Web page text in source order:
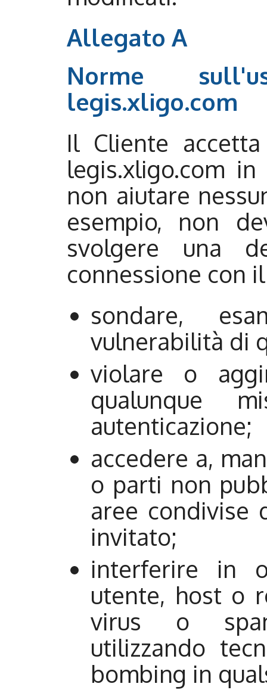
Allegato A
Norme
legis.xligo.com
Il Cliente
legis.xligo.com
non aiutare
esempio, non
svolgere una
connessione con
sondare,
vulnerabilità di
violare o
qualunque
autenticazione;
accedere a,
o parti non
aree condivise
invitato;
interferire in
utente, host o
virus o
utilizzando
bombing in